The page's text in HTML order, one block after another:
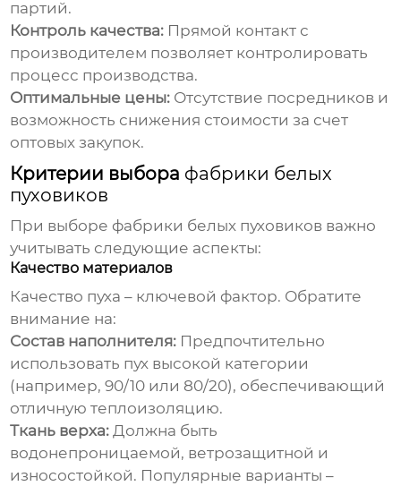
партий.
Контроль качества: Прямой контакт с
производителем позволяет контролировать
процесс производства.
Оптимальные цены: Отсутствие посредников и
возможность снижения стоимости за счет
оптовых закупок.
Критерии выбора фабрики белых
пуховиков
При выборе фабрики белых пуховиков важно
учитывать следующие аспекты:
Качество материалов
Качество пуха – ключевой фактор. Обратите
внимание на:
Состав наполнителя: Предпочтительно
использовать пух высокой категории
(например, 90/10 или 80/20), обеспечивающий
отличную теплоизоляцию.
Ткань верха: Должна быть
водонепроницаемой, ветрозащитной и
износостойкой. Популярные варианты –